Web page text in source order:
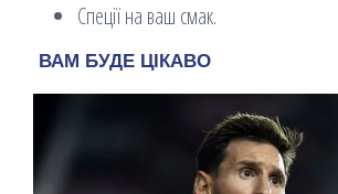
Спеції на ваш смак.